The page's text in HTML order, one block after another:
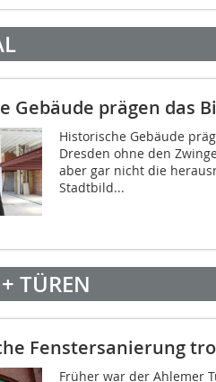
Gebäude prägen das
Historische Gebäude
Dresden ohne den
aber gar nicht die
Stadtbild...
TÜREN
Fenstersanierung
Früher war der Ahlemer